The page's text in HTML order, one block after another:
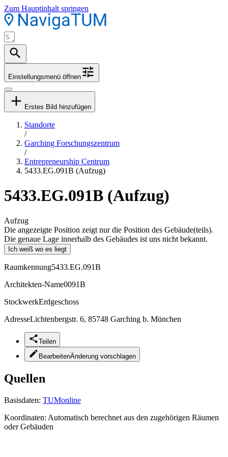
Zum Hauptinhalt springen
Einstellungsmenü öffnen
Erstes Bild hinzufügen
Standorte
/
Garching Forschungszentrum
/
Entrepreneurship Centrum
5433.EG.091B (Aufzug)
5433.EG.091B (Aufzug)
Aufzug
Die angezeigte Position zeigt nur die Position des Gebäude(teils).
Die genaue Lage innerhalb des Gebäudes ist uns nicht bekannt.
Ich weiß wo es liegt
Raumkennung5433.EG.091B
Architekten-Name0091B
StockwerkErdgeschoss
AdresseLichtenbergstr. 6, 85748 Garching b. München
Teilen
BearbeitenÄnderung vorschlagen
Quellen
Basisdaten: TUMonline
Koordinaten: Automatisch berechnet aus den zugehörigen Räumen
oder Gebäuden